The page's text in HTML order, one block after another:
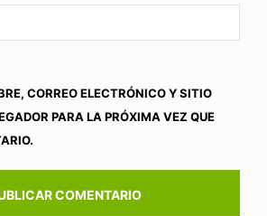
CORREO ELECTRÓNICO Y SITIO
PARA LA PRÓXIMA VEZ QUE